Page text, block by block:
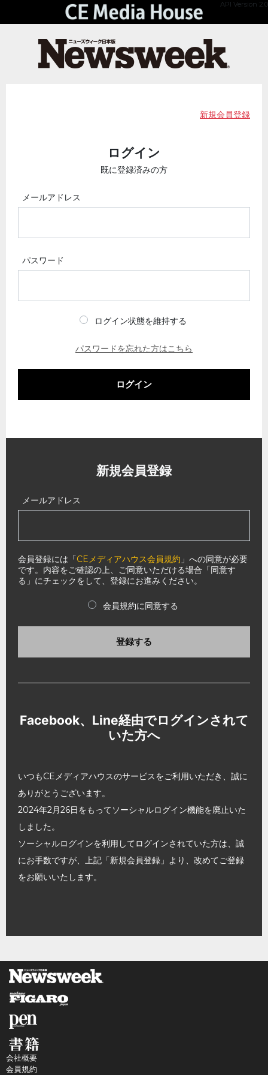
API Version 2.0
新規会員登録
ログイン
既に登録済みの方
メールアドレス
パスワード
ログイン状態を維持する
パスワードを忘れた方はこちら
ログイン
新規会員登録
メールアドレス
会員登録には「CEメディアハウス会員規約 」への同意が必要
です。内容をご確認の上、ご同意いただける場合「同意す
る」にチェックをして、登録にお進みください。
会員規約に同意する
登録する
Facebook、Line経由でログインされて
いた方へ
いつもCEメディアハウスのサービスをご利用いただき、誠に
ありがとうございます。
2024年2月26日をもってソーシャルログイン機能を廃止いた
しました。
ソーシャルログインを利用してログインされていた方は、誠
にお手数ですが、上記「新規会員登録」より、改めてご登録
をお願いいたします。
会社概要
会員規約